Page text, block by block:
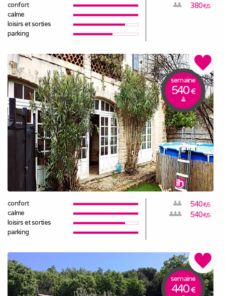
confort
calme
loisirs et sorties
parking
380€/S
semaine
540€
confort
calme
loisirs et sorties
parking
540€/S
540€/S
semaine
440€